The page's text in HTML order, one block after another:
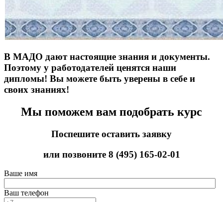
В МАДО дают настоящие знания и документы.
Поэтому у работодателей ценятся наши
дипломы! Вы можете быть уверены в себе и
своих знаниях!
Мы поможем вам подобрать курс
Поспешите оставить заявку
или позвоните 8 (495) 165-02-01
Ваше имя
Ваш телефон